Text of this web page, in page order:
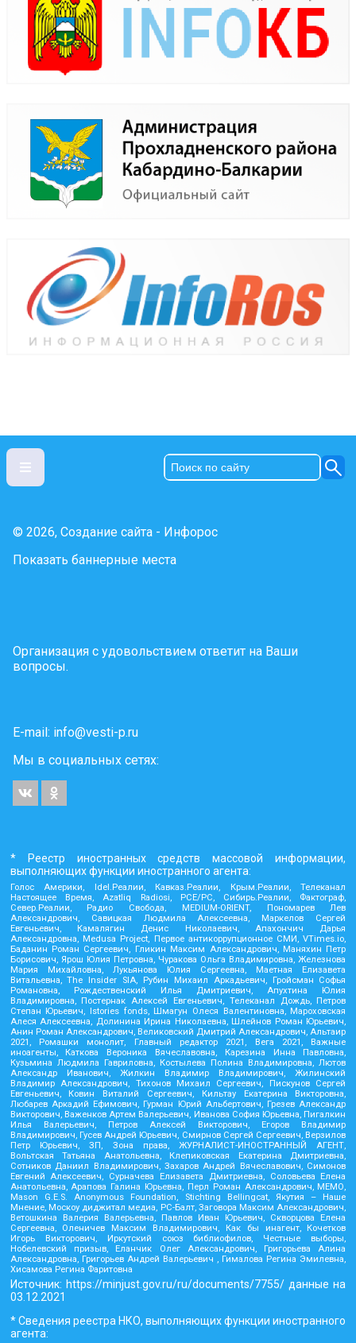
© 2026, Создание сайта - Инфорос
Показать баннерные места
Организация с удовольствием ответит на Ваши
вопросы.
E-mail: info@vesti-p.ru
Мы в социальных сетях:
* Реестр иностранных средств массовой информации,
выполняющих функции иностранного агента:
Голос Америки, Idel.Реалии, Кавказ.Реалии, Крым.Реалии, Телеканал
Настоящее Время, Azatliq Radiosi, PCE/PC, Сибирь.Реалии, Фактограф,
Север.Реалии, Радио Свобода, MEDIUM-ORIENT, Пономарев Лев
Александрович, Савицкая Людмила Алексеевна, Маркелов Сергей
Евгеньевич, Камалягин Денис Николаевич, Апахончич Дарья
Александровна, Medusa Project, Первое антикоррупционное СМИ, VTimes.io,
Баданин Роман Сергеевич, Гликин Максим Александрович, Маняхин Петр
Борисович, Ярош Юлия Петровна, Чуракова Ольга Владимировна, Железнова
Мария Михайловна, Лукьянова Юлия Сергеевна, Маетная Елизавета
Витальевна, The Insider SIA, Рубин Михаил Аркадьевич, Гройсман Софья
Романовна, Рождественский Илья Дмитриевич, Апухтина Юлия
Владимировна, Постернак Алексей Евгеньевич, Телеканал Дождь, Петров
Степан Юрьевич, Istories fonds, Шмагун Олеся Валентиновна, Мароховская
Алеся Алексеевна, Долинина Ирина Николаевна, Шлейнов Роман Юрьевич,
Анин Роман Александрович, Великовский Дмитрий Александрович, Альтаир
2021, Ромашки монолит, Главный редактор 2021, Вега 2021, Важные
иноагенты, Каткова Вероника Вячеславовна, Карезина Инна Павловна,
Кузьмина Людмила Гавриловна, Костылева Полина Владимировна, Лютов
Александр Иванович, Жилкин Владимир Владимирович, Жилинский
Владимир Александрович, Тихонов Михаил Сергеевич, Пискунов Сергей
Евгеньевич, Ковин Виталий Сергеевич, Кильтау Екатерина Викторовна,
Любарев Аркадий Ефимович, Гурман Юрий Альбертович, Грезев Александр
Викторович, Важенков Артем Валерьевич, Иванова София Юрьевна, Пигалкин
Илья Валерьевич, Петров Алексей Викторович, Егоров Владимир
Владимирович, Гусев Андрей Юрьевич, Смирнов Сергей Сергеевич, Верзилов
Петр Юрьевич, ЗП, Зона права, ЖУРНАЛИСТ-ИНОСТРАННЫЙ АГЕНТ,
Вольтская Татьяна Анатольевна, Клепиковская Екатерина Дмитриевна,
Сотников Даниил Владимирович, Захаров Андрей Вячеславович, Симонов
Евгений Алексеевич, Сурначева Елизавета Дмитриевна, Соловьева Елена
Анатольевна, Арапова Галина Юрьевна, Перл Роман Александрович, МЕМО,
Mason G.E.S. Anonymous Foundation, Stichting Bellingcat, Якутия – Наше
Мнение, Москоу диджитал медиа, РС-Балт, Заговора Максим Александрович,
Ветошкина Валерия Валерьевна, Павлов Иван Юрьевич, Скворцова Елена
Сергеевна, Оленичев Максим Владимирович, Как бы инагент, Кочетков
Игорь Викторович, Иркутский союз библиофилов, Честные выборы,
Нобелевский призыв, Еланчик Олег Александрович, Григорьева Алина
Александровна, Григорьев Андрей Валерьевич , Гималова Регина Эмилевна,
Хисамова Регина Фаритовна
Источник: https://minjust.gov.ru/ru/documents/7755/данные на
03.12.2021
* Сведения реестра НКО, выполняющих функции иностранного
агента: